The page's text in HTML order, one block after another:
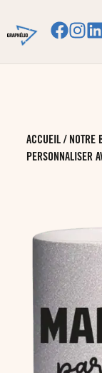
ACCUEIL/ NOTRE
PERSONNALISER